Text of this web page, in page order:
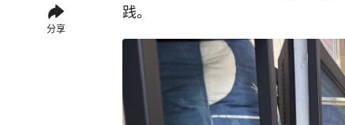
分享
践。